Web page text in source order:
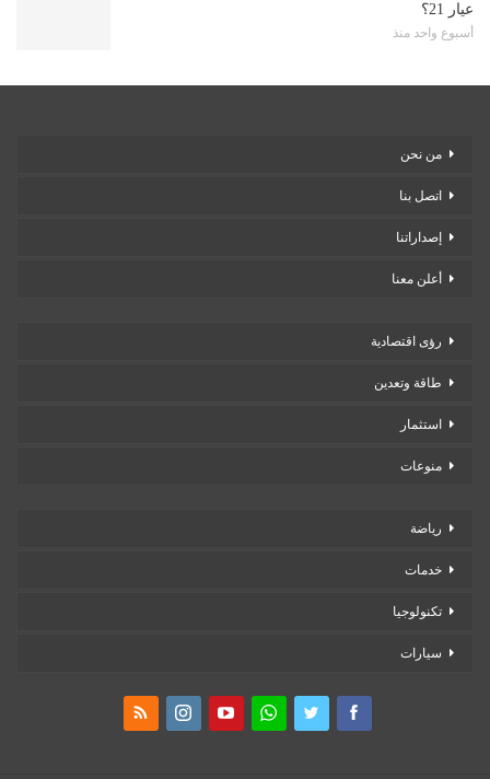
عيار 21؟
أسبوع واحد منذ
من نحن
اتصل بنا
إصداراتنا
أعلن معنا
رؤى اقتصادية
طاقة وتعدين
استثمار
منوعات
رياضة
خدمات
تكنولوجيا
سيارات